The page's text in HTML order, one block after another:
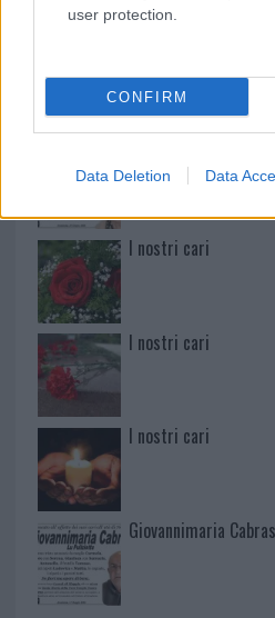
user protection.
CONFIRM
Data Deletion Data
I nostri cari
I nostri cari
I nostri cari
Giovannimaria Cabras